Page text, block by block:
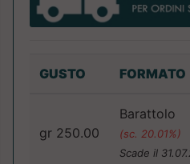
GUSTO FORMATO
gr 250.00
Barattolo
(sc. 20.01%)
Scade il